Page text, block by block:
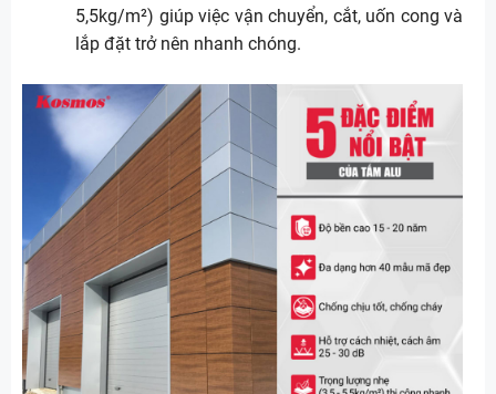
5,5kg/m²) giúp việc vận chuyển, cắt, uốn cong và
lắp đặt trở nên nhanh chóng.